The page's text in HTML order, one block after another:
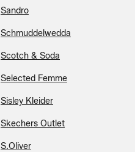
Sandro
Schmuddelwedda
Scotch & Soda
Selected Femme
Sisley Kleider
Skechers Outlet
S.Oliver